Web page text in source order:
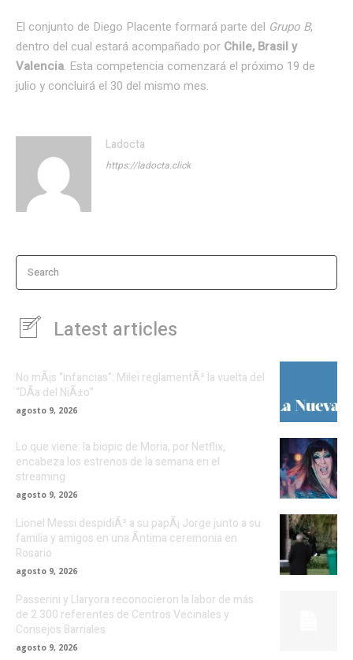
El conjunto de Diego Placente formará parte del Grupo B,
dentro del cual estará acompañado por Chile, Brasil y
Valencia. Esta competencia comenzará el próximo 19 de
julio y concluirá el 30 del mismo mes.
Ladocta
https://ladocta.click
Search
Latest articles
No mÃ¡s “infancias”: Milei reglamentÃ³ la vuelta del
“DÃ­a del NiÃ±o”
agosto 9, 2026
Lo que viene: la biopic de Moria, por Netflix,
encabeza los estrenos de la semana en el
streaming
agosto 9, 2026
Lionel Messi despidiÃ³ a su papÃ¡ Jorge junto a su
familia y amigos en una Ã­ntima ceremonia en
Rosario
agosto 9, 2026
Passerini y Llaryora reconocieron la labor de más
de 2.300 referentes de Centros Vecinales y
Consejos Barriales
agosto 9, 2026